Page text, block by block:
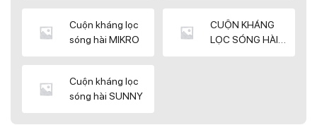
Cuộn kháng lọc
sóng hài MIKRO
CUỘN KHÁNG
LỌC SÓNG HÀI
Cuộn kháng lọc
sóng hài SUNNY